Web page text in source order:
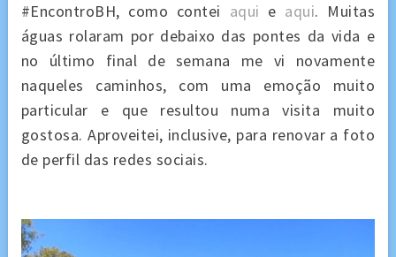
#EncontroBH, como contei aqui e aqui. Muitas
águas rolaram por debaixo das pontes da vida e
no último final de semana me vi novamente
naqueles caminhos, com uma emoção muito
particular e que resultou numa visita muito
gostosa. Aproveitei, inclusive, para renovar a foto
de perfil das redes sociais.